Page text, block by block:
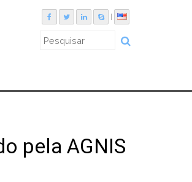
pela AGNIS